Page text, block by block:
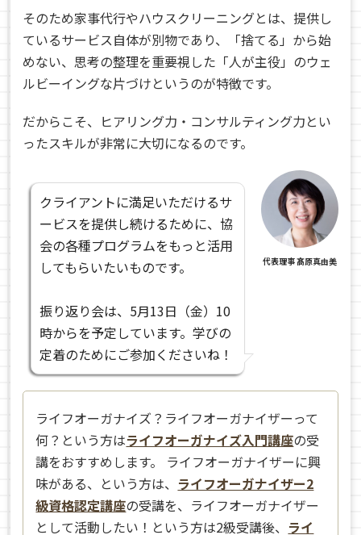
そのため家事代行やハウスクリーニングとは、提供し
ているサービス自体が別物であり、「捨てる」から始
めない、思考の整理を重要視した「人が主役」のウェ
ルビーイングな片づけというのが特徴です。
だからこそ、ヒアリング力・コンサルティング力とい
ったスキルが非常に大切になるのです。
クライアントに満足いただけるサ
ービスを提供し続けるために、協
会の各種プログラムをもっと活用
してもらいたいものです。
振り返り会は、5月13日（金）10
時からを予定しています。学びの
定着のためにご参加くださいね！
代表理事 髙原真由美
ライフオーガナイズ？ライフオーガナイザーって
何？という方はライフオーガナイズ入門講座の受
講をおすすめします。 ライフオーガナイザーに興
味がある、という方は、 ライフオーガナイザー2
級資格認定講座の受講を、ライフオーガナイザー
として活動したい！という方は2級受講後、 ライ